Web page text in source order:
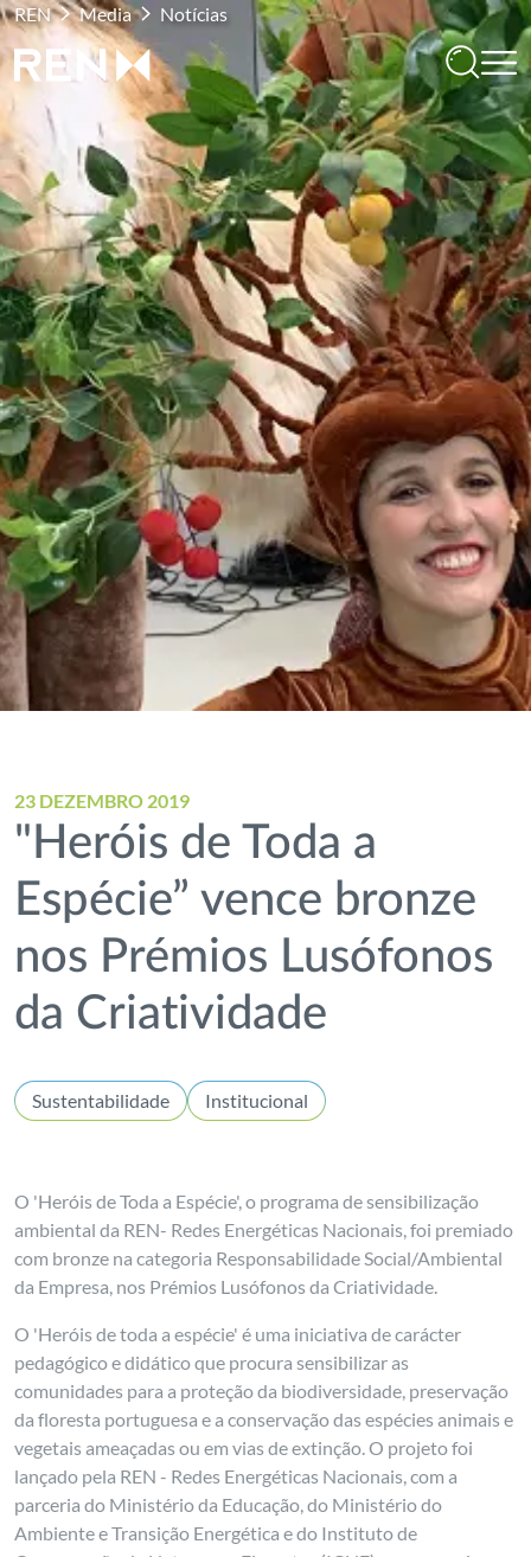
REN Media Notícias
23 DEZEMBRO 2019
"Heróis de Toda a
Espécie” vence bronze
nos Prémios Lusófonos
da Criatividade
Sustentabilidade Institucional
O 'Heróis de Toda a Espécie', o programa de sensibilização
ambiental da REN- Redes Energéticas Nacionais, foi premiado
com bronze na categoria Responsabilidade Social/Ambiental
da Empresa, nos Prémios Lusófonos da Criatividade.
O 'Heróis de toda a espécie' é uma iniciativa de carácter
pedagógico e didático que procura sensibilizar as
comunidades para a proteção da biodiversidade, preservação
da floresta portuguesa e a conservação das espécies animais e
vegetais ameaçadas ou em vias de extinção. O projeto foi
lançado pela REN - Redes Energéticas Nacionais, com a
parceria do Ministério da Educação, do Ministério do
Ambiente e Transição Energética e do Instituto de